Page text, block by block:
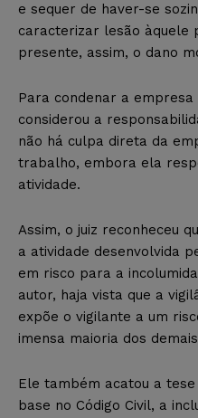
e sequer de haver-se
caracterizar lesão àquele
presente, assim, o dano
Para condenar a empresa
considerou a
não há culpa direta da
trabalho, embora ela
atividade.
Assim, o juiz reconheceu
a atividade desenvolvida
em risco para a
autor, haja vista que a
expõe o vigilante a um
imensa maioria dos
Ele também acatou a
base no Código Civil, a